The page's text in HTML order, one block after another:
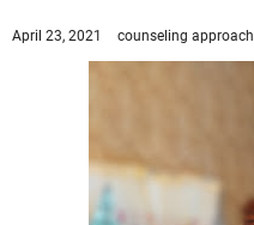
April 23, 2021 counseling approach